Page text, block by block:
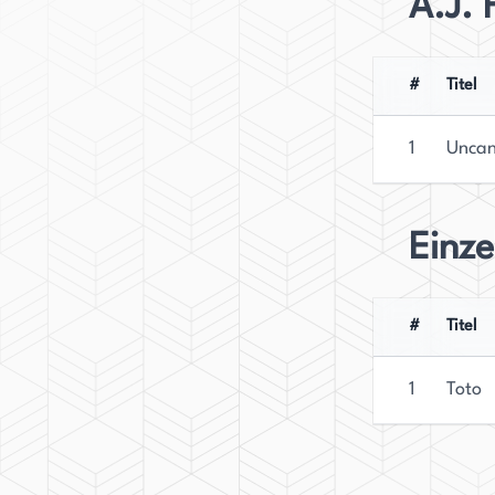
klassischen RPGs beschwören, obwohl diese
einen nachhaltigen Eindruck hinterlassen.
A.J.
# Titel
1
# Titel
1 Toto